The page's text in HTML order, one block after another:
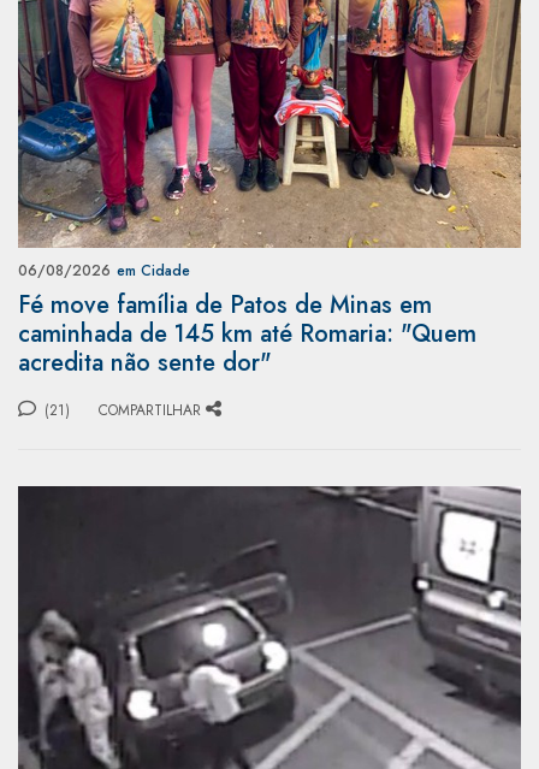
06/08/2026 em Cidade
Fé move família de Patos de Minas em
caminhada de 145 km até Romaria: "Quem
acredita não sente dor"
(21) COMPARTILHAR